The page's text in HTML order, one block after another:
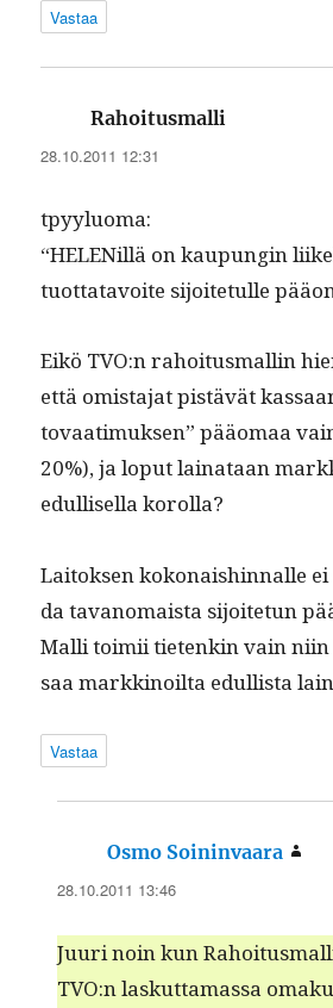
Vastaa
Rahoitusmalli
28.10.2011 12:31
tpyy­lu­o­ma:
“HELE­Nil­lä on kaupun­gin
tuot­tatavoite sijoite­tulle
Eikö TVO:n rahoi­tus­mall­in
että omis­ta­jat pistävät
to­vaa­timuk­sen” pääo­maa
20%), ja lop­ut lainataan
edullisel­la korolla?
Laitok­sen kokon­aishin­nalle
da tavanomaista sijoite­tun
Malli toimii tietenkin vain niin
saa markki­noil­ta edullista
Vastaa
Osmo Soininvaara
28.10.2011 13:46
Juuri noin kun
TVO:n laskut­ta­mas­sa